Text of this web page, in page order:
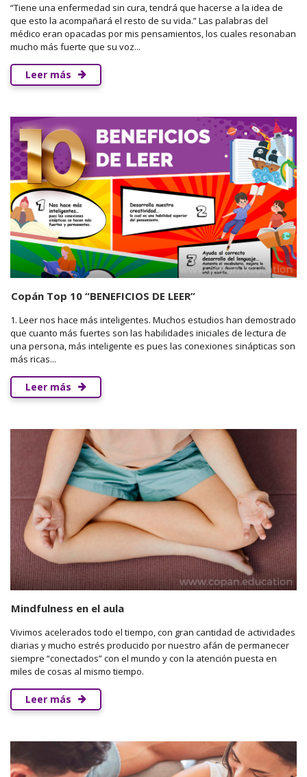
“Tiene una enfermedad sin cura, tendrá que hacerse a la idea de
que esto la acompañará el resto de su vida.” Las palabras del
médico eran opacadas por mis pensamientos, los cuales resonaban
mucho más fuerte que su voz...
Leer más
Copán Top 10 “BENEFICIOS DE LEER”
1. Leer nos hace más inteligentes. Muchos estudios han demostrado
que cuanto más fuertes son las habilidades iniciales de lectura de
una persona, más inteligente es pues las conexiones sinápticas son
más ricas...
Leer más
Mindfulness en el aula
Vivimos acelerados todo el tiempo, con gran cantidad de actividades
diarias y mucho estrés producido por nuestro afán de permanecer
siempre “conectados” con el mundo y con la atención puesta en
miles de cosas al mismo tiempo.
Leer más